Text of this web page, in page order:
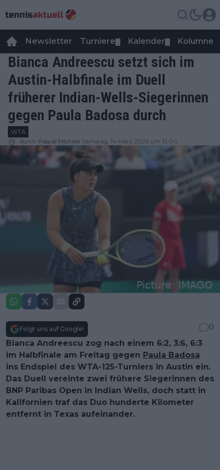
Newsletter Turniere Kalender Kolumnen
Bianca Andreescu setzt sich im
Austin-Halbfinale im Duell
früherer Indian-Wells-Siegerinnen
gegen Paula Badosa durch
WTA
durch Pascal Michiels Samstag, 14 März 2026 um 13:00
Folgt uns auf Google!
0
Bianca Andreescu zog nach einem 6:2, 3:6, 6:3
im Halbfinale am Freitag gegen Paula Badosa
ins Endspiel des WTA-125-Turniers in Austin ein.
Das Duell vereinte zwei frühere Siegerinnen des
BNP Paribas Open in Indian Wells, doch statt in
Kalifornien traf das Duo hunderte Kilometer
entfernt in Texas aufeinander.